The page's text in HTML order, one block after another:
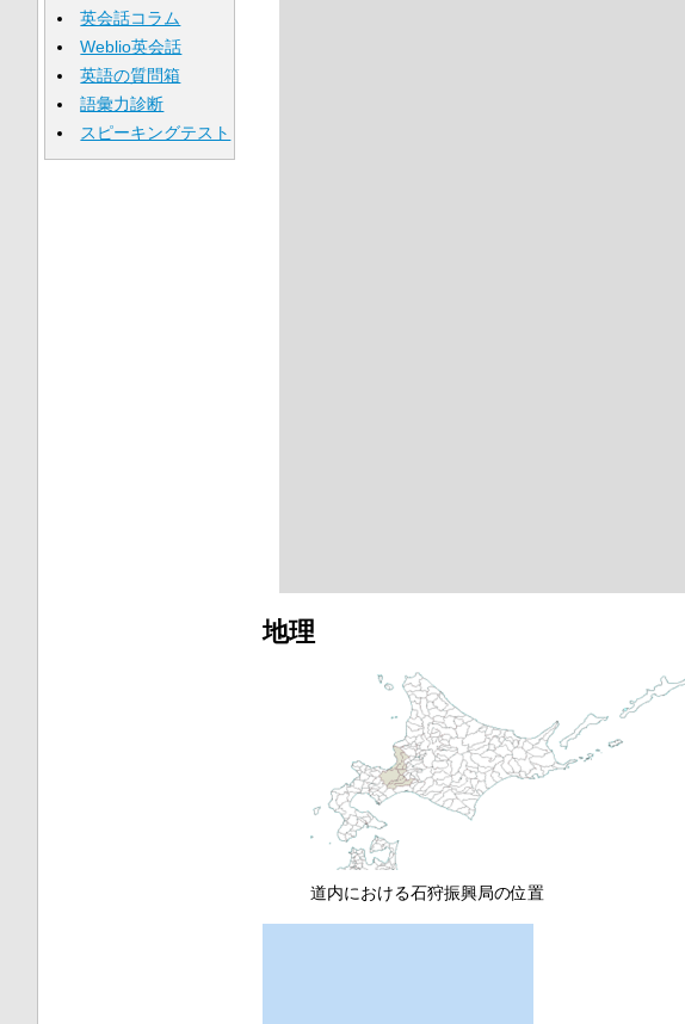
地理
道内における石狩振興局の位置
英会話コラム
Weblio英会話
英語の質問箱
語彙力診断
スピーキングテスト